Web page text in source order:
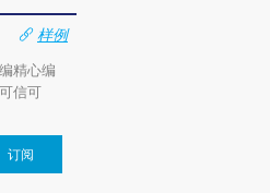
样例
精心编
信可
订阅